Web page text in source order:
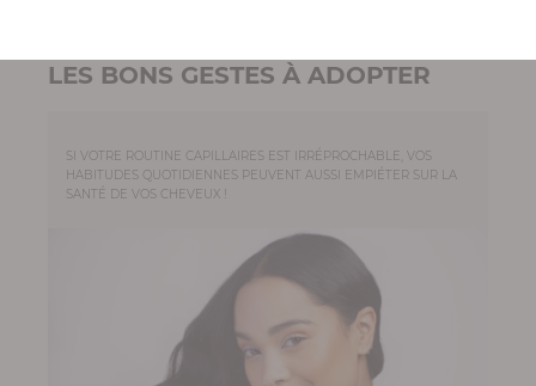
LES BONS GESTES À ADOPTER
SI VOTRE ROUTINE CAPILLAIRES EST IRRÉPROCHABLE, VOS
HABITUDES QUOTIDIENNES PEUVENT AUSSI EMPIÉTER SUR LA
SANTÉ DE VOS CHEVEUX !